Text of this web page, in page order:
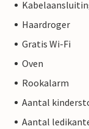
Haardroger
Gratis Wi-Fi
Oven
Rookalarm
Aantal
Aantal